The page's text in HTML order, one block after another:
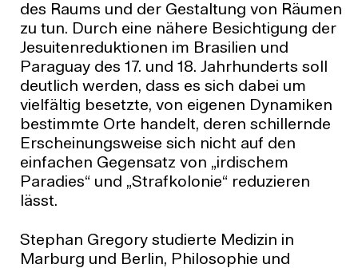
des Raums und der Gestaltung von Räumen
zu tun. Durch eine nähere Besichtigung der
Jesuitenreduktionen im Brasilien und
Paraguay des 17. und 18. Jahrhunderts soll
deutlich werden, dass es sich dabei um
vielfältig besetzte, von eigenen Dynamiken
bestimmte Orte handelt, deren schillernde
Erscheinungsweise sich nicht auf den
einfachen Gegensatz von „irdischem
Paradies“ und „Strafkolonie“ reduzieren
lässt.
Stephan Gregory studierte Medizin in
Marburg und Berlin, Philosophie und